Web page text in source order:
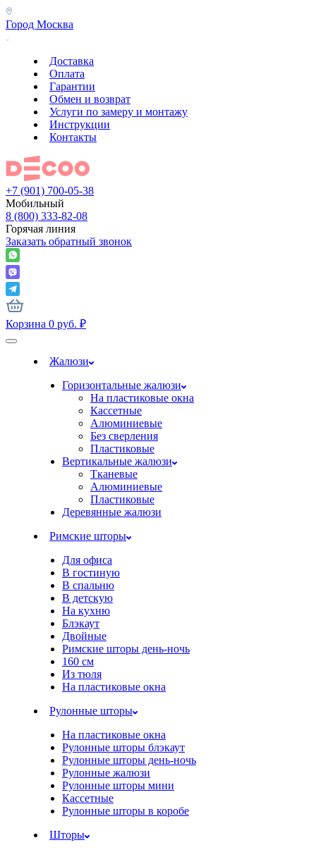
Город Москва
Доставка
Оплата
Гарантии
Обмен и возврат
Услуги по замеру и монтажу
Инструкции
Контакты
+7 (901) 700-05-38
Мобильный
8 (800) 333-82-08
Горячая линия
Заказать обратный звонок
Корзина 0 руб. ₽
Жалюзи
Горизонтальные жалюзи
На пластиковые окна
Кассетные
Алюминиевые
Без сверления
Пластиковые
Вертикальные жалюзи
Тканевые
Алюминиевые
Пластиковые
Деревянные жалюзи
Римские шторы
Для офиса
В гостиную
В спальню
В детскую
На кухню
Блэкаут
Двойные
Римские шторы день-ночь
160 см
Из тюля
На пластиковые окна
Рулонные шторы
На пластиковые окна
Рулонные шторы блэкаут
Рулонные шторы день-ночь
Рулонные жалюзи
Рулонные шторы мини
Кассетные
Рулонные шторы в коробе
Шторы